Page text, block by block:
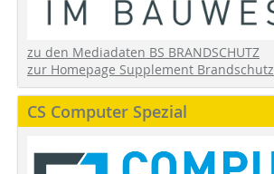
zu den Mediadaten BS BRANDSCHUTZ
zur Homepage Supplement Brandschutz
CS Computer Spezial